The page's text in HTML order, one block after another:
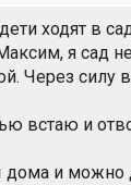
ходят в
я сад
Через силу
встаю и
дома и можно